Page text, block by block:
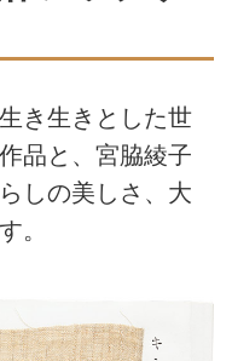
き生きとした世
品と、宮脇綾子
しの美しさ、大
。